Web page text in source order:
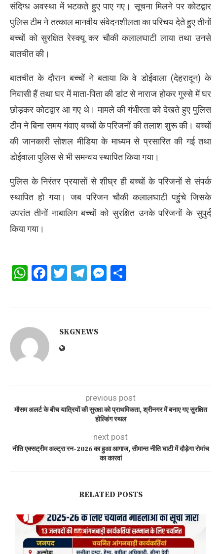
संदिग्ध अवस्था में भटकते हुए पाए गए। सूचना मिलने पर कोटद्वार
पुलिस टीम ने तत्काल मानवीय संवेदनशीलता का परिचय देते हुए तीनों
बच्चों को सुरक्षित रेस्क्यू कर चौकी कलालघाटी लाया तथा उनसे
बातचीत की।
बातचीत के दौरान बच्चों ने बताया कि वे डोईवाला (देहरादून) के
निवासी हैं तथा घर में माता-पिता की डांट से नाराज होकर गुस्से में घर
छोड़कर कोटद्वार आ गए थे। मामले की गंभीरता को देखते हुए पुलिस
टीम ने बिना समय गंवाए बच्चों के परिजनों की तलाश शुरू की। बच्चों
की जानकारी सोशल मीडिया के माध्यम से प्रसारित की गई तथा
डोईवाला पुलिस से भी समन्वय स्थापित किया गया।
पुलिस के निरंतर प्रयासों से शीघ्र ही बच्चों के परिजनों से संपर्क
स्थापित हो गया। जब परिजन चौकी कलालघाटी पहुंचे जिसके
उपरांत तीनों नाबालिग बच्चों को सुरक्षित उनके परिजनों के सुपुर्द
किया गया।
WhatsApp
Facebook
Twitter
Telegram
Messenger
SKGNEWS
previous post
मौसम अलर्ट के बीच यात्रियों की सुरक्षा को प्राथमिकता, श्रीनगर में बनाए गए सुरक्षित
होल्डिंग स्थल
next post
नीति एक्सट्रीम अल्ट्रा रन-2026 का हुआ आगाज, सीमान्त नीति घाटी में दौड़ेगा रोमांच
का कारवां
RELATED POSTS